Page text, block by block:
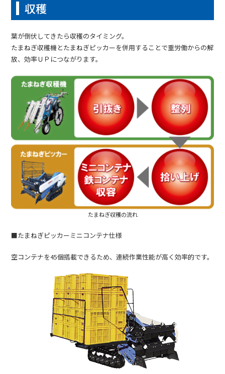
収穫
葉が倒伏してきたら収穫のタイミング。
たまねぎ収穫機とたまねぎピッカーを併用することで重労働からの解
放、効率ＵＰにつながります。
たまねぎ収穫の流れ
■たまねぎピッカーミニコンテナ仕様
空コンテナを45個搭載できるため、連続作業性能が高く効率的です。